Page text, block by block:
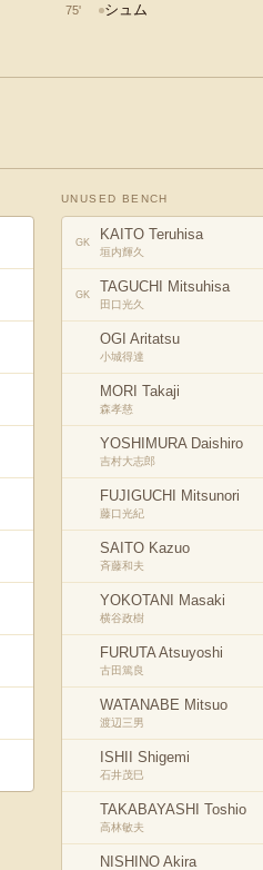
75' シュム
UNUSED BENCH
GK KAITO Teruhisa
垣内輝久
GK TAGUCHI Mitsuhisa
田口光久
OGI Aritatsu
小城得達
MORI Takaji
森孝慈
YOSHIMURA Daishiro
吉村大志郎
FUJIGUCHI Mitsunori
藤口光紀
SAITO Kazuo
斉藤和夫
YOKOTANI Masaki
横谷政樹
FURUTA Atsuyoshi
古田篤良
WATANABE Mitsuo
渡辺三男
ISHII Shigemi
石井茂巳
TAKABAYASHI Toshio
高林敏夫
NISHINO Akira